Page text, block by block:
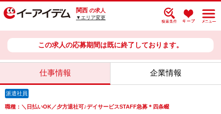
関西 の求人
▼エリア変更
この求人の応募期間は既に終了しております。
仕事情報 企業情報
派遣社員
職種：＼日払いOK／夕方退社可♪デイサービスSTAFF急募＊四条畷